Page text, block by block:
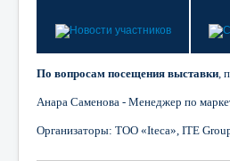
По вопросам посещения выставки,
Анара Саменова - Менеджер по
Организаторы: ТОО «Iteca», ITE